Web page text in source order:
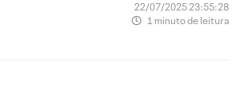
22/07/2025 23:55:28
1 minuto de leitura